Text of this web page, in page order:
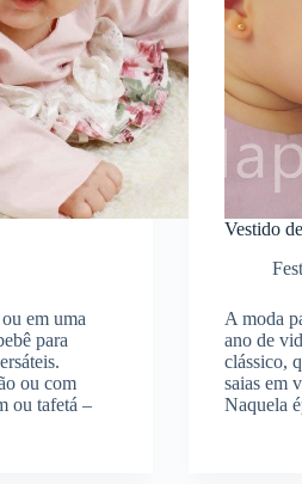
em uma
para
ou com
ou tafetá –
Vestido
A moda
ano de
clássico,
saias em
Naquela